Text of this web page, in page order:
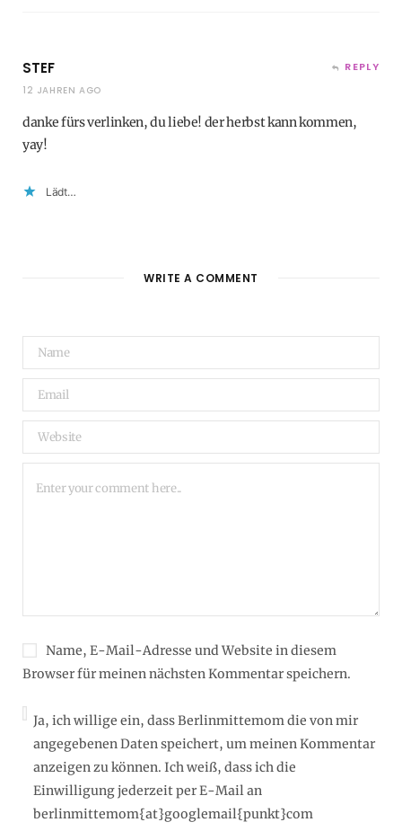
STEF
12 JAHREN AGO
REPLY
danke fürs verlinken, du liebe! der herbst kann kommen,
yay!
Lädt…
WRITE A COMMENT
Name, E-Mail-Adresse und Website in diesem
Browser für meinen nächsten Kommentar speichern.
Ja, ich willige ein, dass Berlinmittemom die von mir
angegebenen Daten speichert, um meinen Kommentar
anzeigen zu können. Ich weiß, dass ich die
Einwilligung jederzeit per E-Mail an
berlinmittemom{at}googlemail{punkt}com